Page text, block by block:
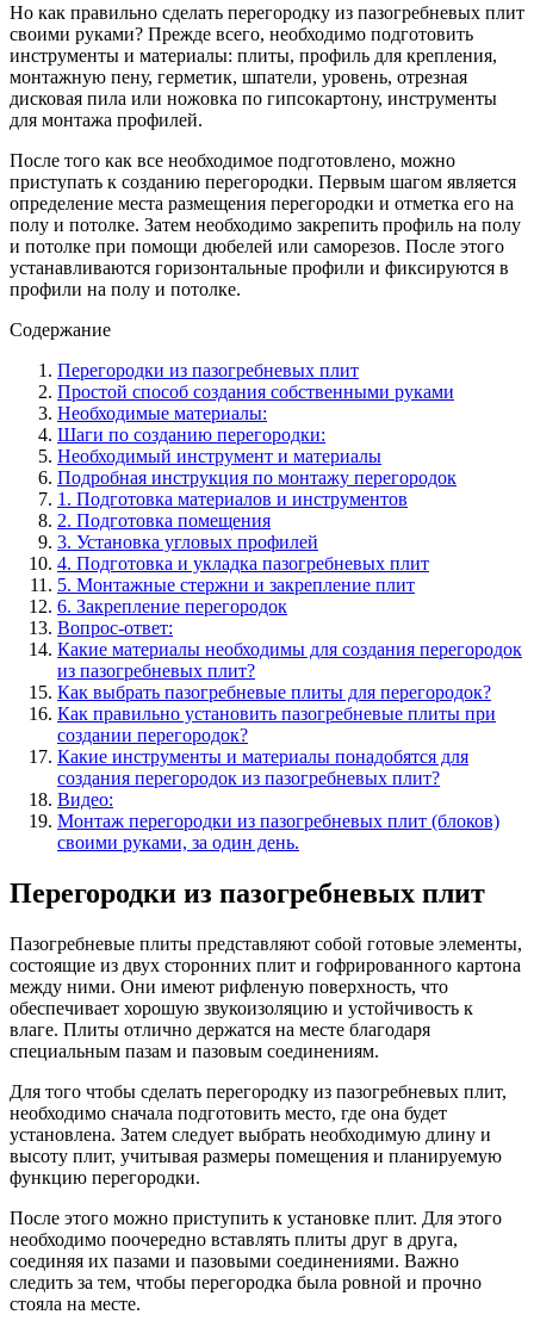
Но как правильно сделать перегородку из пазогребневых плит
своими руками? Прежде всего, необходимо подготовить
инструменты и материалы: плиты, профиль для крепления,
монтажную пену, герметик, шпатели, уровень, отрезная
дисковая пила или ножовка по гипсокартону, инструменты
для монтажа профилей.
После того как все необходимое подготовлено, можно
приступать к созданию перегородки. Первым шагом является
определение места размещения перегородки и отметка его на
полу и потолке. Затем необходимо закрепить профиль на полу
и потолке при помощи дюбелей или саморезов. После этого
устанавливаются горизонтальные профили и фиксируются в
профили на полу и потолке.
Содержание
Перегородки из пазогребневых плит
Простой способ создания собственными руками
Необходимые материалы:
Шаги по созданию перегородки:
Необходимый инструмент и материалы
Подробная инструкция по монтажу перегородок
1. Подготовка материалов и инструментов
2. Подготовка помещения
3. Установка угловых профилей
4. Подготовка и укладка пазогребневых плит
5. Монтажные стержни и закрепление плит
6. Закрепление перегородок
Вопрос-ответ:
Какие материалы необходимы для создания перегородок
из пазогребневых плит?
Как выбрать пазогребневые плиты для перегородок?
Как правильно установить пазогребневые плиты при
создании перегородок?
Какие инструменты и материалы понадобятся для
создания перегородок из пазогребневых плит?
Видео:
Монтаж перегородки из пазогребневых плит (блоков)
своими руками, за один день.
Перегородки из пазогребневых плит
Пазогребневые плиты представляют собой готовые элементы,
состоящие из двух сторонних плит и гофрированного картона
между ними. Они имеют рифленую поверхность, что
обеспечивает хорошую звукоизоляцию и устойчивость к
влаге. Плиты отлично держатся на месте благодаря
специальным пазам и пазовым соединениям.
Для того чтобы сделать перегородку из пазогребневых плит,
необходимо сначала подготовить место, где она будет
установлена. Затем следует выбрать необходимую длину и
высоту плит, учитывая размеры помещения и планируемую
функцию перегородки.
После этого можно приступить к установке плит. Для этого
необходимо поочередно вставлять плиты друг в друга,
соединяя их пазами и пазовыми соединениями. Важно
следить за тем, чтобы перегородка была ровной и прочно
стояла на месте.